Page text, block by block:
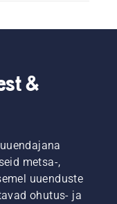
&
metsa-,
uuenduste
ohutus- ja